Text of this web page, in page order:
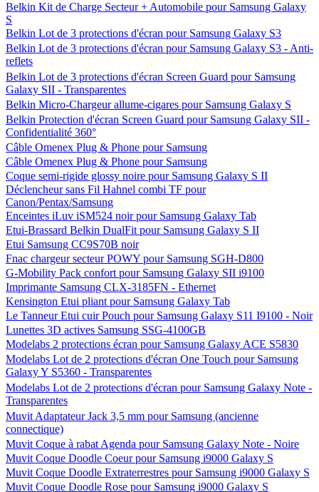
Belkin Kit de Charge Secteur + Automobile pour Samsung Galaxy
S
Belkin Lot de 3 protections d'écran pour Samsung Galaxy S3
Belkin Lot de 3 protections d'écran pour Samsung Galaxy S3 - Anti-
reflets
Belkin Lot de 3 protections d'écran Screen Guard pour Samsung
Galaxy SII - Transparentes
Belkin Micro-Chargeur allume-cigares pour Samsung Galaxy S
Belkin Protection d'écran Screen Guard pour Samsung Galaxy SII -
Confidentialité 360°
Câble Omenex Plug & Phone pour Samsung
Câble Omenex Plug & Phone pour Samsung
Coque semi-rigide glossy noire pour Samsung Galaxy S II
Déclencheur sans Fil Hahnel combi TF pour
Canon/Pentax/Samsung
Enceintes iLuv iSM524 noir pour Samsung Galaxy Tab
Etui-Brassard Belkin DualFit pour Samsung Galaxy S II
Etui Samsung CC9S70B noir
Fnac chargeur secteur POWY pour Samsung SGH-D800
G-Mobility Pack confort pour Samsung Galaxy SII i9100
Imprimante Samsung CLX-3185FN - Ethernet
Kensington Etui pliant pour Samsung Galaxy Tab
Le Tanneur Etui cuir Pouch pour Samsung Galaxy S11 I9100 - Noir
Lunettes 3D actives Samsung SSG-4100GB
Modelabs 2 protections écran pour Samsung Galaxy ACE S5830
Modelabs Lot de 2 protections d'écran One Touch pour Samsung
Galaxy Y S5360 - Transparentes
Modelabs Lot de 2 protections d'écran pour Samsung Galaxy Note -
Transparentes
Muvit Adaptateur Jack 3,5 mm pour Samsung (ancienne
connectique)
Muvit Coque à rabat Agenda pour Samsung Galaxy Note - Noire
Muvit Coque Doodle Coeur pour Samsung i9000 Galaxy S
Muvit Coque Doodle Extraterrestres pour Samsung i9000 Galaxy S
Muvit Coque Doodle Rose pour Samsung i9000 Galaxy S